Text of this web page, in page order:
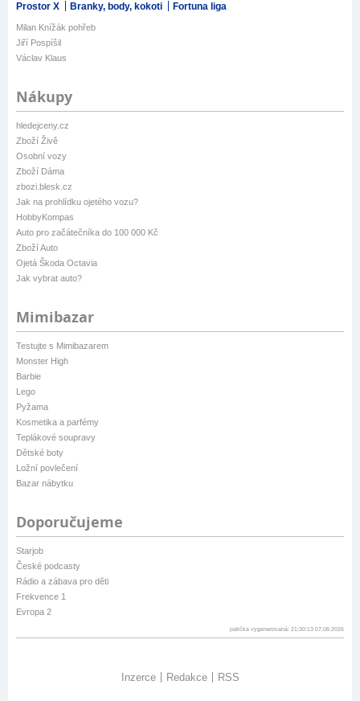
Prostor X Branky, body, kokoti Fortuna liga
Milan Knížák pohřeb
Jiří Pospíšil
Václav Klaus
Nákupy
hledejceny.cz
Zboží Živě
Osobní vozy
Zboží Dáma
zbozi.blesk.cz
Jak na prohlídku ojetého vozu?
HobbyKompas
Auto pro začátečníka do 100 000 Kč
Zboží Auto
Ojetá Škoda Octavia
Jak vybrat auto?
Mimibazar
Testujte s Mimibazarem
Monster High
Barbie
Lego
Pyžama
Kosmetika a parfémy
Teplákové soupravy
Dětské boty
Ložní povlečení
Bazar nábytku
Doporučujeme
Starjob
České podcasty
Rádio a zábava pro děti
Frekvence 1
Evropa 2
patička vygenerovaná: 21:30:13 07.08.2026
Inzerce Redakce RSS